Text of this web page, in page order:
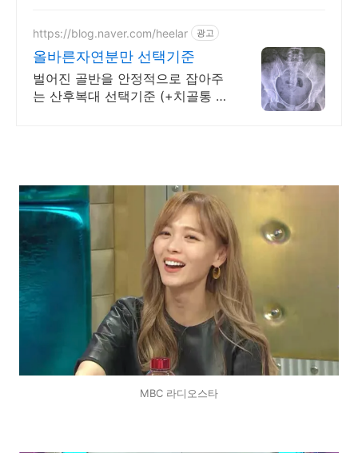
https://blog.naver.com/heelar 광고
올바른자연분만 선택기준
벌어진 골반을 안정적으로 잡아주
는 산후복대 선택기준 (+치골통 관
MBC 라디오스타